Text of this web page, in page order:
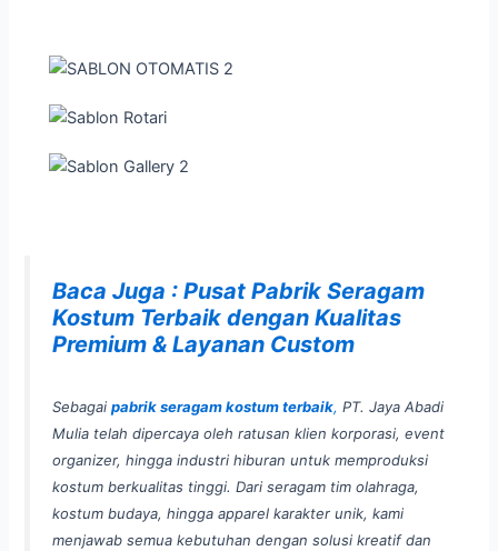
Baca Juga : Pusat Pabrik Seragam
Kostum Terbaik dengan Kualitas
Premium & Layanan Custom
Sebagaipabrik seragam kostum terbaik, PT. Jaya Abadi
Mulia telah dipercaya oleh ratusan klien korporasi, event
organizer, hingga industri hiburan untuk memproduksi
kostum berkualitas tinggi. Dari seragam tim olahraga,
kostum budaya, hingga apparel karakter unik, kami
menjawab semua kebutuhan dengan solusi kreatif dan